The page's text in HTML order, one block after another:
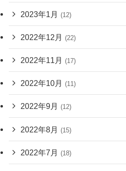
2023年1月 (12)
2022年12月 (22)
2022年11月 (17)
2022年10月 (11)
2022年9月 (12)
2022年8月 (15)
2022年7月 (18)